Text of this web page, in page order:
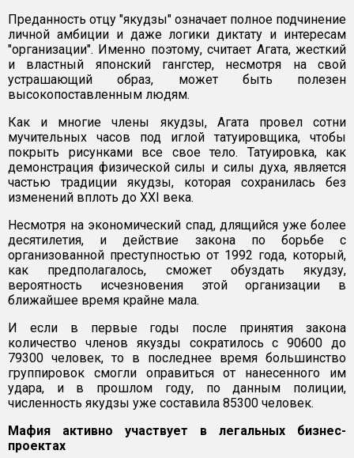
Преданность отцу "якудзы" означает полное подчинение
личной амбиции и даже логики диктату и интересам
"организации". Именно поэтому, считает Агата, жесткий
и властный японский гангстер, несмотря на свой
устрашающий образ, может быть полезен
высокопоставленным людям.
Как и многие члены якудзы, Агата провел сотни
мучительных часов под иглой татуировщика, чтобы
покрыть рисунками все свое тело. Татуировка, как
демонстрация физической силы и силы духа, является
частью традиции якудзы, которая сохранилась без
изменений вплоть до XXI века.
Несмотря на экономический спад, длящийся уже более
десятилетия, и действие закона по борьбе с
организованной преступностью от 1992 года, который,
как предполагалось, сможет обуздать якудзу,
вероятность исчезновения этой организации в
ближайшее время крайне мала.
И если в первые годы после принятия закона
количество членов якузды сократилось с 90600 до
79300 человек, то в последнее время большинство
группировок смогли оправиться от нанесенного им
удара, и в прошлом году, по данным полиции,
численность якудзы уже составила 85300 человек.
Мафия активно участвует в легальных бизнес-
проектах